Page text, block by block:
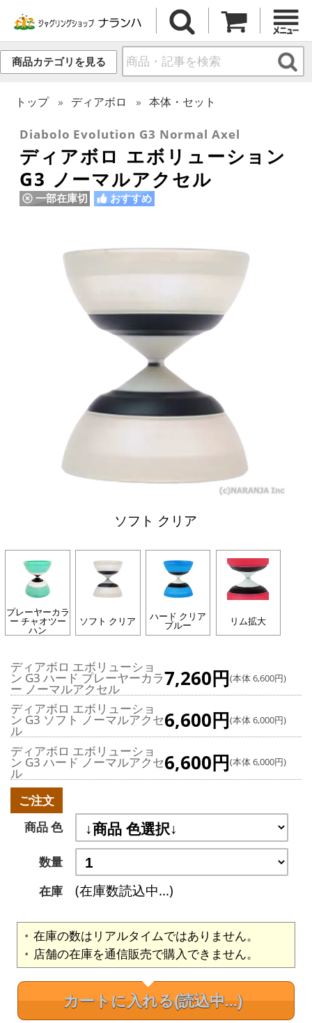
商品カテゴリを見る
トップ ディアボロ 本体・セット
Diabolo Evolution G3 Normal Axel
ディアボロ エボリューション
G3 ノーマルアクセル
一部在庫切 おすすめ
ソフト クリア
プレーヤーカラ
ー チャオツー
ハン
ソフト クリア ハード クリア
ブルー リム拡大
ディアボロ エボリューショ
ン G3 ハード プレーヤーカラ
ー ノーマルアクセル 7,260円(本体 6,600円)
ディアボロ エボリューショ
ン G3 ソフト ノーマルアクセ
ル 6,600円(本体 6,000円)
ディアボロ エボリューショ
ン G3 ハード ノーマルアクセ
ル 6,600円(本体 6,000円)
ご注文
商品 色
数量
在庫
(在庫数読込中...)
在庫の数はリアルタイムではありません。
店舗の在庫を通信販売で購入できません。
カートに入れる(読込中...)